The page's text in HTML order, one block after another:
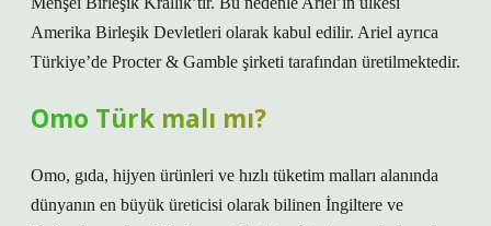
Amerika Birleşik Devletleri olarak kabul edilir. Ariel ayrıca
Türkiye’de Procter & Gamble şirketi tarafından üretilmektedir.
Omo Türk malı mı?
Omo, gıda, hijyen ürünleri ve hızlı tüketim malları alanında
dünyanın en büyük üreticisi olarak bilinen İngiltere ve